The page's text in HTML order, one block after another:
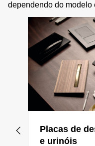
dependendo do modelo
Placas de
e urinóis